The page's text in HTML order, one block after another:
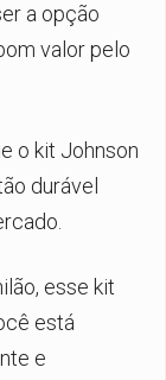
a opção
valor pelo
o kit Johnson
durável
esse kit
está
e